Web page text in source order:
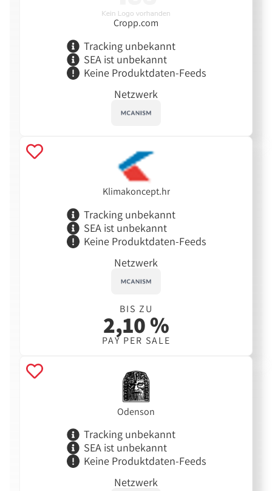
Cropp.com
Tracking unbekannt
SEA ist unbekannt
Keine Produktdaten-Feeds
Netzwerk
Klimakoncept.hr
Tracking unbekannt
SEA ist unbekannt
Keine Produktdaten-Feeds
Netzwerk
BIS ZU
2,10 %
PAY PER SALE
Odenson
Tracking unbekannt
SEA ist unbekannt
Keine Produktdaten-Feeds
Netzwerk